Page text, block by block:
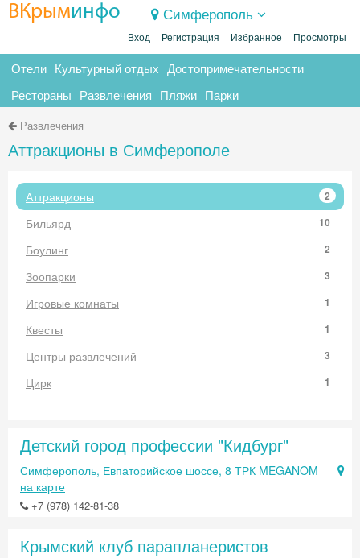
ВКрыминфо Симферополь
Вход Регистрация Избранное Просмотры
Отели Культурный отдых Достопримечательности
Рестораны Развлечения Пляжи Парки
Развлечения
Аттракционы в Симферополе
Аттракционы 2
Бильярд 10
Боулинг 2
Зоопарки 3
Игровые комнаты 1
Квесты 1
Центры развлечений 3
Цирк 1
Детский город профессии "Кидбург"
Симферополь, Евпаторийское шоссе, 8 ТРК MEGANOM
на карте
+7 (978) 142-81-38
Крымский клуб парапланеристов